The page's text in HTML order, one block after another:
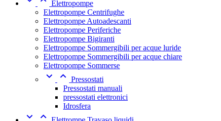
Elettropompe
Elettropompe Centrifughe
Elettropompe Autoadescanti
Elettropompe Periferiche
Elettropompe Bigiranti
Elettropompe Sommergibili per acque luride
Elettropompe Sommergibili per acque chiare
Elettropompe Sommerse
  Pressostati
Pressostati manuali
pressostati elettronici
Idrosfera
 